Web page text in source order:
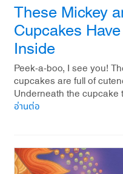
These Mickey
Cupcakes
Inside
Peek-a-boo, I see you!
cupcakes are full of
Underneath the cupcake
อ่านต่อ